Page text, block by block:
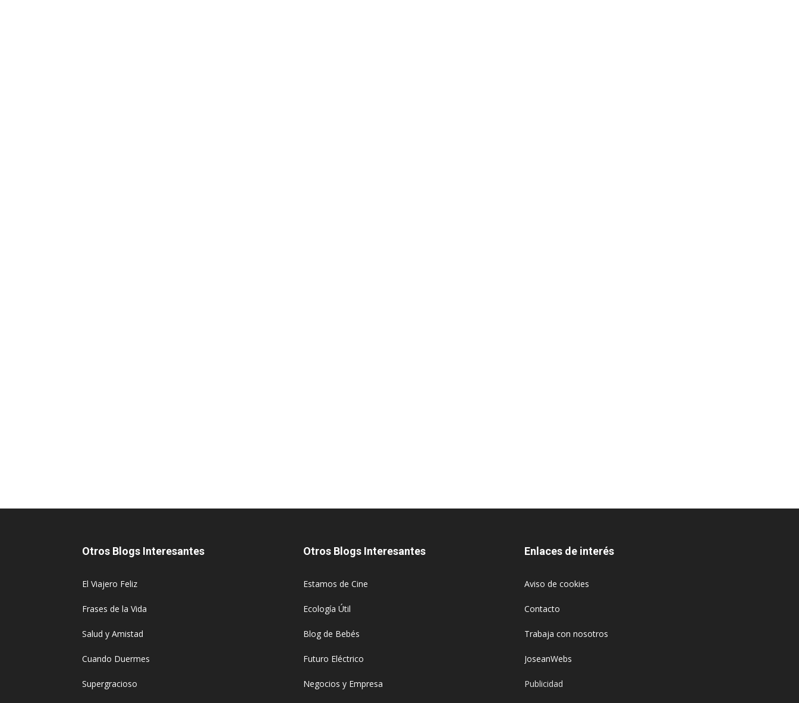
Otros Blogs Interesantes
El Viajero Feliz
Frases de la Vida
Salud y Amistad
Cuando Duermes
Supergracioso
Otros Blogs Interesantes
Estamos de Cine
Ecología Útil
Blog de Bebés
Futuro Eléctrico
Negocios y Empresa
Enlaces de interés
Aviso de cookies
Contacto
Trabaja con nosotros
JoseanWebs
Publicidad